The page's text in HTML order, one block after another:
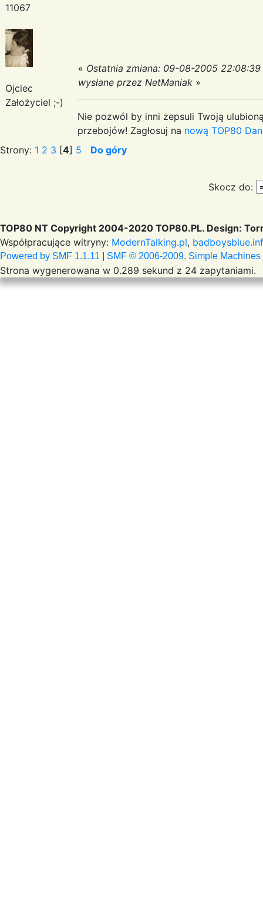
11067
Ojciec
Założyciel ;-)
« Ostatnia zmiana: 09-08-2005 22:08:39
wysłane przez NetManiak »
Nie pozwól by inni zepsuli Twoją
przebojów! Zagłosuj na nową TOP80
Strony: 1 2 3 [4] 5 Do góry
Skocz do:
TOP80 NT Copyright 2004-2020 TOP80.PL. Design:
Współpracujące witryny: ModernTalking.pl,
Powered by SMF 1.1.11 SMF © 2006-2009, Simple Machines
Strona wygenerowana w 0.289 sekund z 24 zapytaniami.